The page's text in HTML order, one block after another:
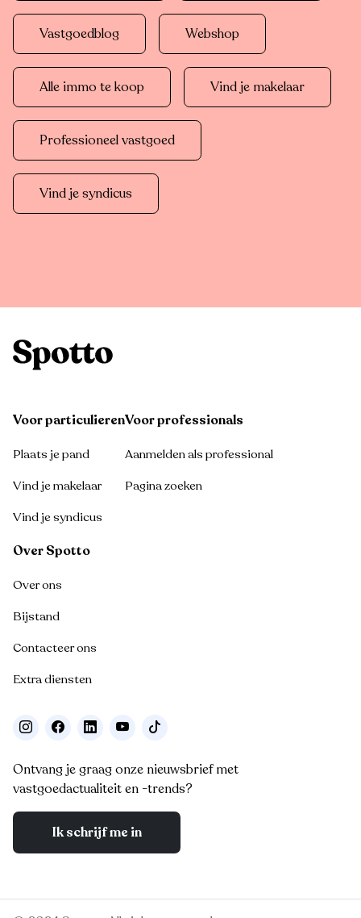
Vastgoedblog Webshop
Alle immo te koop Vind je makelaar
Professioneel vastgoed
Vind je syndicus
Voor particulieren
Plaats je pand
Vind je makelaar
Vind je syndicus
Voor professionals
Aanmelden als professional
Pagina zoeken
Over Spotto
Over ons
Bijstand
Contacteer ons
Extra diensten
Ontvang je graag onze nieuwsbrief met
vastgoedactualiteit en -trends?
Ik schrijf me in